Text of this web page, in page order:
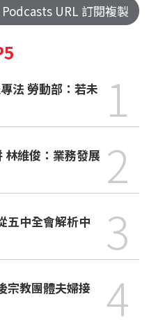
Podcasts URL 訂閱複製
法 勞動部：若未
1
林維俊：業務發展 2
3
宗教團體夫婦接
4